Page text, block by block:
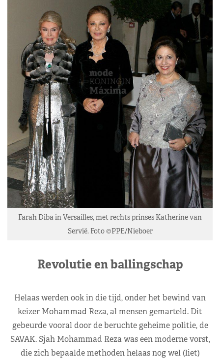
Farah Diba in Versailles, met rechts prinses Katherine van
Servië. Foto ©PPE/Nieboer
Revolutie en ballingschap
Helaas werden ook in die tijd, onder het bewind van
keizer Mohammad Reza, al mensen gemarteld. Dit
gebeurde vooral door de beruchte geheime politie, de
SAVAK. Sjah Mohammad Reza was een moderne vorst,
die zich bepaalde methoden helaas nog wel (liet)